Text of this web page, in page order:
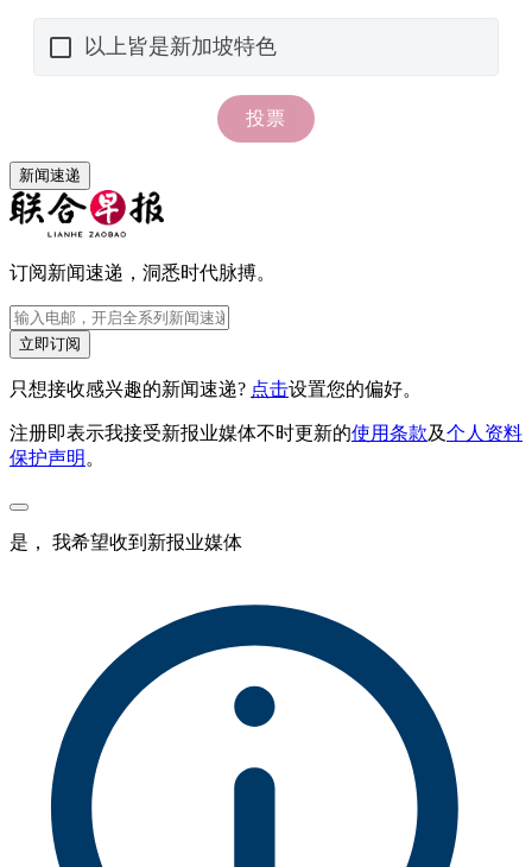
新闻速递
订阅新闻速递，洞悉时代脉搏。
立即订阅
只想接收感兴趣的新闻速递? 点击设置您的偏好。
注册即表示我接受新报业媒体不时更新的使用条款及个人资料
保护声明 。
是， 我希望收到新报业媒体